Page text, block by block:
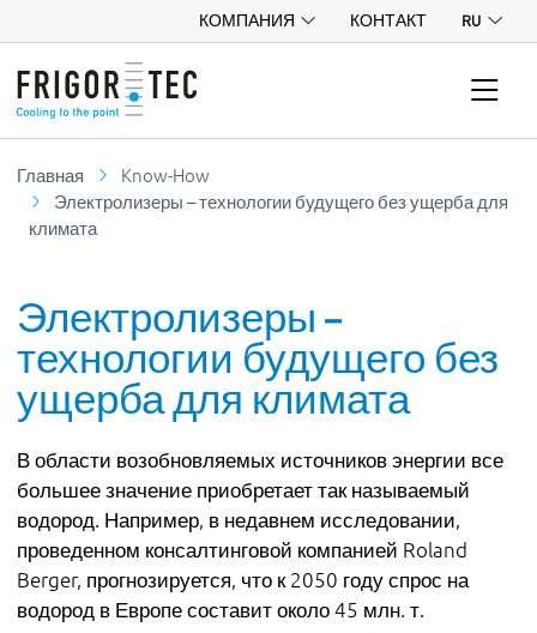
КОМПАНИЯ КОНТАКТ RU
Главная
Know-How
Электролизеры – технологии будущего без ущерба для
климата
Электролизеры –
технологии будущего без
ущерба для климата
В области возобновляемых источников энергии все
большее значение приобретает так называемый
водород. Например, в недавнем исследовании,
проведенном консалтинговой компанией Roland
Berger, прогнозируется, что к 2050 году спрос на
водород в Европе составит около 45 млн. т.